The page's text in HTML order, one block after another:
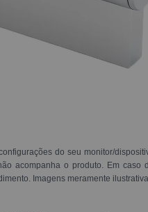
do seu monitor/
acompanha o produto. Em caso
Imagens meramente